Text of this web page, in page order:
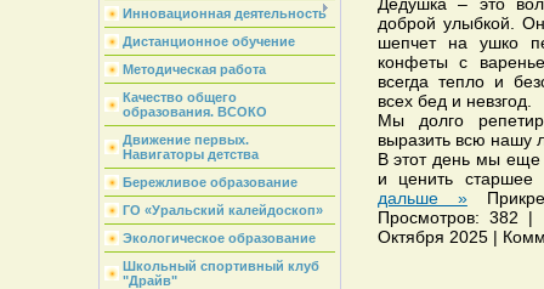
Инновационная деятельность
Дистанционное обучение
Методическая работа
Качество общего
образования. ВСОКО
Движение первых.
Навигаторы детства
Бережливое образование
ГО «Уральский калейдоскоп»
Экологическое образование
Школьный спортивный клуб
"Драйв"
доброй улыбкой.
шепчет на ушко
конфеты с
всегда тепло и
всех бед и невзгод.
Мы долго
выразить всю нашу
В этот день мы еще
и ценить
дальше »
Просмотров: 382 |
Октября 2025 |